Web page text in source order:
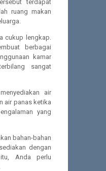
terdapat
ruang makan
cukup lengkap.
berbagai
kamar
sangat
air
air panas ketika
yang
bahan-bahan
dengan
Anda perlu